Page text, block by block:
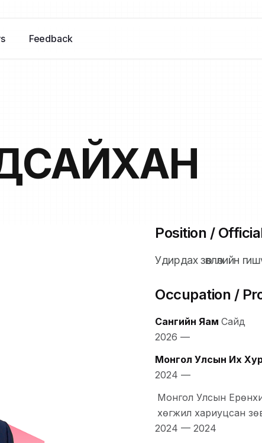
Feedback
Position /
Удирдах зөвлөлийн
Occupation /
Сангийн Яам Сайд
2026 —
Монгол Улсын Их
2024 —
Монгол Улсын
хөгжил хариуцсан
2024 — 2024